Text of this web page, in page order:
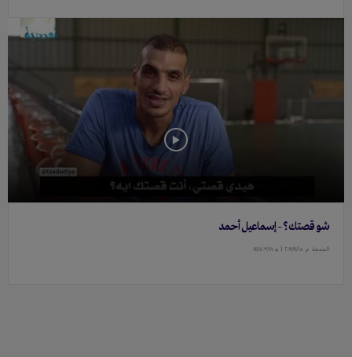
شو قصتك؟ – إسماعيل أحمد
الجمعة م ٢٠١٩/١١/١٥ | هـ ١٤٤١/٠٣/١٨